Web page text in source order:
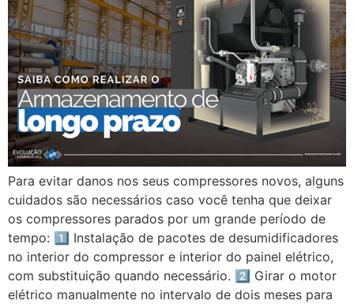
Para evitar danos nos seus compressores novos, alguns
cuidados são necessários caso você tenha que deixar
os compressores parados por um grande período de
tempo: 1️⃣ Instalação de pacotes de desumidificadores
no interior do compressor e interior do painel elétrico,
com substituição quando necessário. 2️⃣ Girar o motor
elétrico manualmente no intervalo de dois meses para